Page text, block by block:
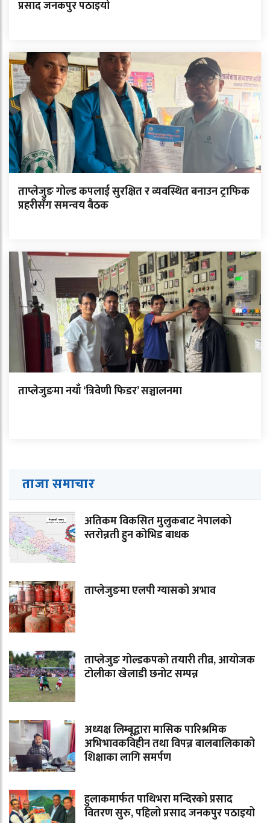
प्रसाद जनकपुर पठाइयो
ताप्लेजुङ गोल्ड कपलाई सुरक्षित र व्यवस्थित बनाउन ट्राफिक
प्रहरीसँग समन्वय बैठक
ताप्लेजुङमा नयाँ ‘त्रिवेणी फिडर’ सञ्चालनमा
ताजा समाचार
अतिकम विकसित मुलुकबाट नेपालको
स्तरोन्नती हुन कोभिड बाधक
ताप्लेजुङमा एलपी ग्यासको अभाव
ताप्लेजुङ गोल्डकपको तयारी तीव्र, आयोजक
टोलीका खेलाडी छनोट सम्पन्न
अध्यक्ष लिम्बूद्वारा मासिक पारिश्रमिक
अभिभावकविहीन तथा विपन्न बालबालिकाको
शिक्षाका लागि समर्पण
हुलाकमार्फत पाथिभरा मन्दिरको प्रसाद
वितरण सुरु, पहिलो प्रसाद जनकपुर पठाइयो